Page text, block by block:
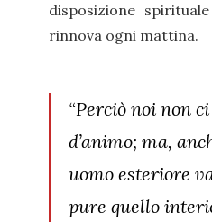
disposizione
rinnova ogni mattina.
“Perciò noi non
d’animo; ma,
uomo esteriore
pure quello